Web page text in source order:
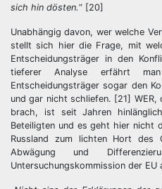
sich hin dösten.“ [20]
Unabhängig davon, wer welche
stellt sich hier die Frage, mit
Entscheidungsträger in den
tieferer Analyse erfährt
Entscheidungsträger sogar den
und gar nicht schliefen. [21] WER,
brach, ist seit Jahren
Beteiligten und es geht hier nicht
Russland zum lichten Hort des
Abwägung und
Untersuchungskommission der EU